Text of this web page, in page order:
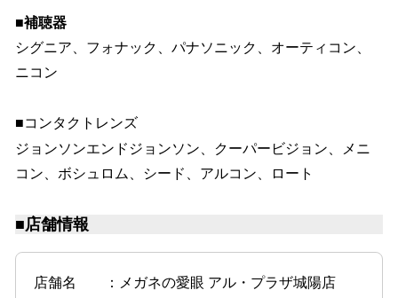
■補聴器
シグニア、フォナック、パナソニック、オーティコン、
ニコン
■コンタクトレンズ
ジョンソンエンドジョンソン、クーパービジョン、メニ
コン、ボシュロム、シード、アルコン、ロート
■店舗情報
店舗名 ：メガネの愛眼 アル・プラザ城陽店